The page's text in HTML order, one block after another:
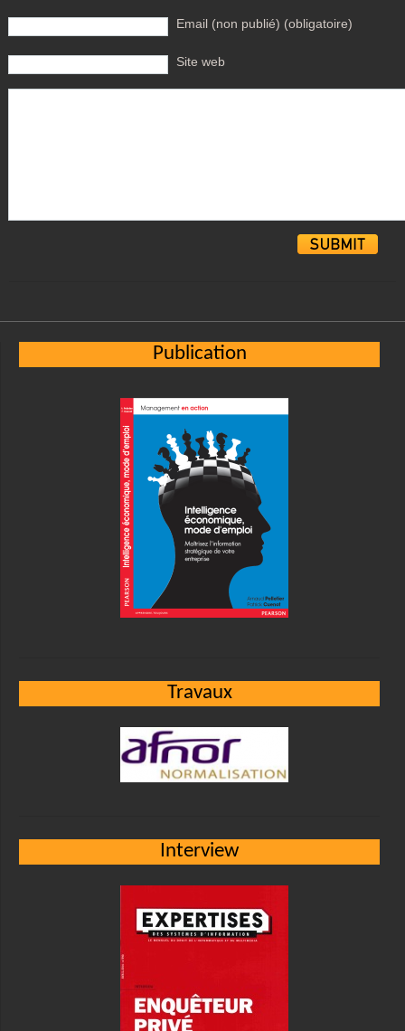
Email (non publié) (obligatoire)
Site web
Publication
Travaux
Interview